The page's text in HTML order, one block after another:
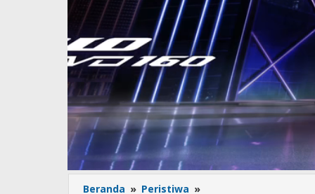
Beranda » Peristiwa »